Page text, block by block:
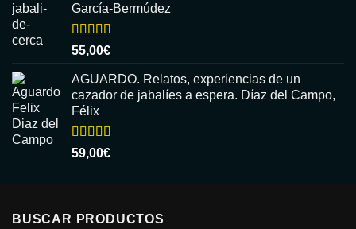
García-Bermúdez
Valorado
con
5
55,00€
AGUARDO. Relatos, experiencias de un
cazador de jabalíes a espera. Díaz del Campo,
Félix
Valorado
con
59,00€
BUSCAR PRODUCTOS